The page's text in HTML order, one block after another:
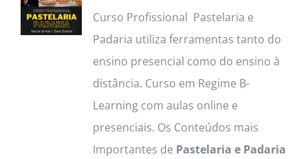
Curso Profissional Pastelaria e
Padaria utiliza ferramentas tanto do
ensino presencial como do ensino à
distância. Curso em Regime B-
Learning com aulas online e
presenciais. Os Conteúdos mais
Importantes de Pastelaria e Padaria